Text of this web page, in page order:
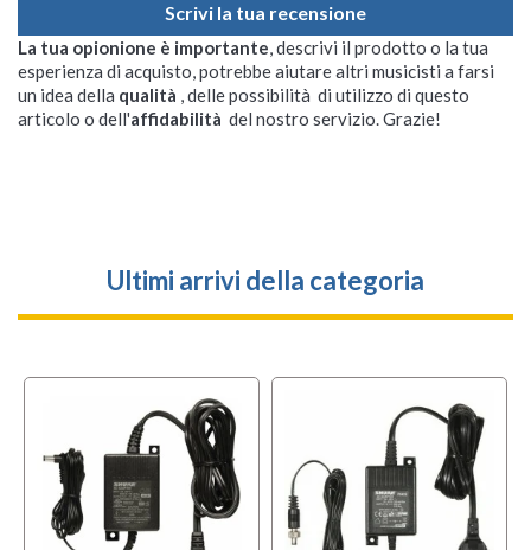
Scrivi la tua recensione
La tua opionione è importante, descrivi il prodotto o la tua
esperienza di acquisto, potrebbe aiutare altri musicisti a farsi
un idea della qualità , delle possibilità di utilizzo di questo
articolo o dell'affidabilità del nostro servizio. Grazie!
Ultimi arrivi della categoria